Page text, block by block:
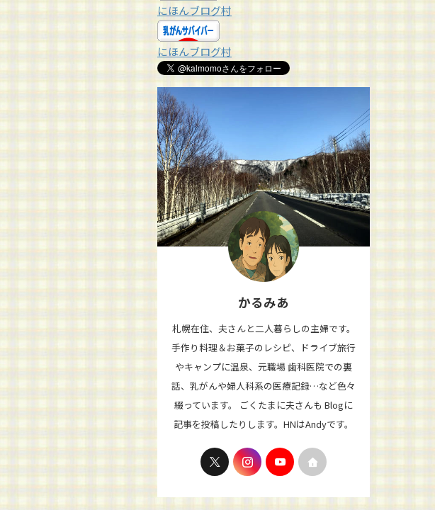
にほんブログ村
にほんブログ村
かるみあ
札幌在住、夫さんと二人暮らしの主婦です。
手作り料理＆お菓子のレシピ、ドライブ旅行
やキャンプに温泉、元職場 歯科医院での裏
話、乳がんや婦人科系の医療記録…など色々
綴っています。 ごくたまに夫さんも Blogに
記事を投稿したりします。HNはAndyです。